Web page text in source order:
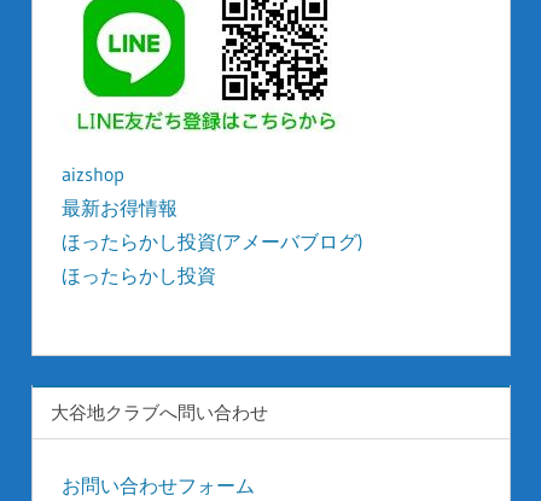
aizshop
最新お得情報
ほったらかし投資(アメーバブログ)
ほったらかし投資
大谷地クラブへ問い合わせ
お問い合わせフォーム